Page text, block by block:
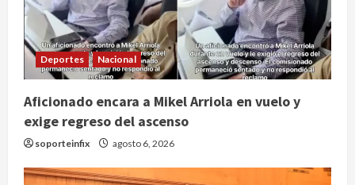
Deportes Nacional
Aficionado encara a Mikel Arriola en vuelo y
exige regreso del ascenso
soporteinfix agosto 6, 2026
Publican artículo sobre adaptar la
vida social a la de los hijos
agosto 6, 2026
Bacterias en el semen también
condicionan el éxito del embarazo:
microbioma seminal